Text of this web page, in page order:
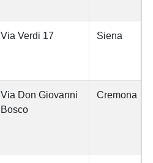
Via Verdi 17 Siena
Via Don Giovanni
Bosco
Cremona